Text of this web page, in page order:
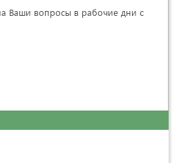
Ваши вопросы в рабочие дни с